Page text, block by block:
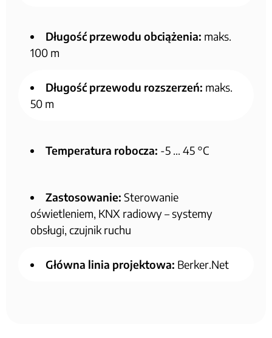
Długość przewodu obciążenia: maks.
100 m
Długość przewodu rozszerzeń: maks.
50 m
Temperatura robocza: -5 … 45 °C
Zastosowanie: Sterowanie
oświetleniem, KNX radiowy – systemy
obsługi, czujnik ruchu
Główna linia projektowa: Berker.Net